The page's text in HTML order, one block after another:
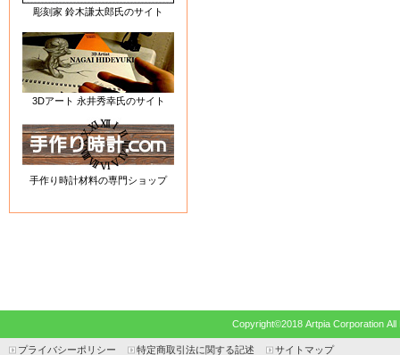
彫刻家 鈴木謙太郎氏のサイト
3Dアート 永井秀幸氏のサイト
手作り時計材料の専門ショップ
Copyright©2018 Artpia Corporation
プライバシーポリシー 特定商取引法に関する記述 サイトマップ